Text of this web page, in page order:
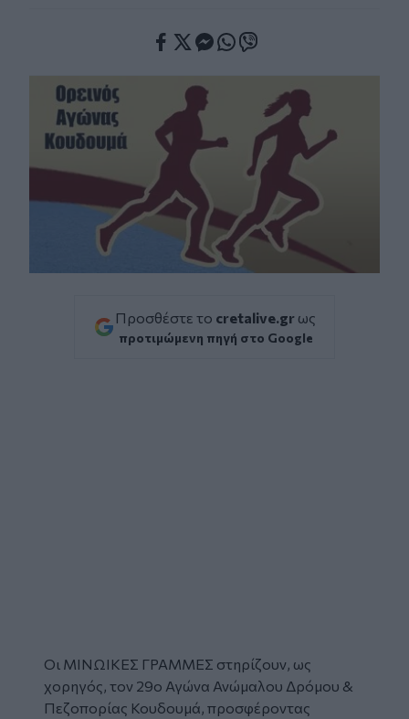
Προσθέστε το cretalive.gr ως
προτιμώμενη πηγή στο Google
Οι ΜΙΝΩΙΚΕΣ ΓΡΑΜΜΕΣ στηρίζουν, ως
χορηγός, τον 29ο Αγώνα Ανώμαλου Δρόμου &
Πεζοπορίας Κουδουμά, προσφέροντας